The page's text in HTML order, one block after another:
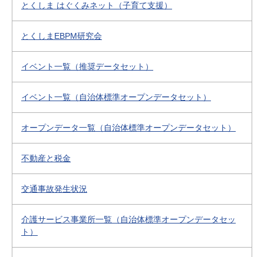
とくしま はぐくみネット（子育て支援）
とくしまEBPM研究会
イベント一覧（推奨データセット）
イベント一覧（自治体標準オープンデータセット）
オープンデータ一覧（自治体標準オープンデータセット）
不動産と税金
交通事故発生状況
介護サービス事業所一覧（自治体標準オープンデータセッ
ト）